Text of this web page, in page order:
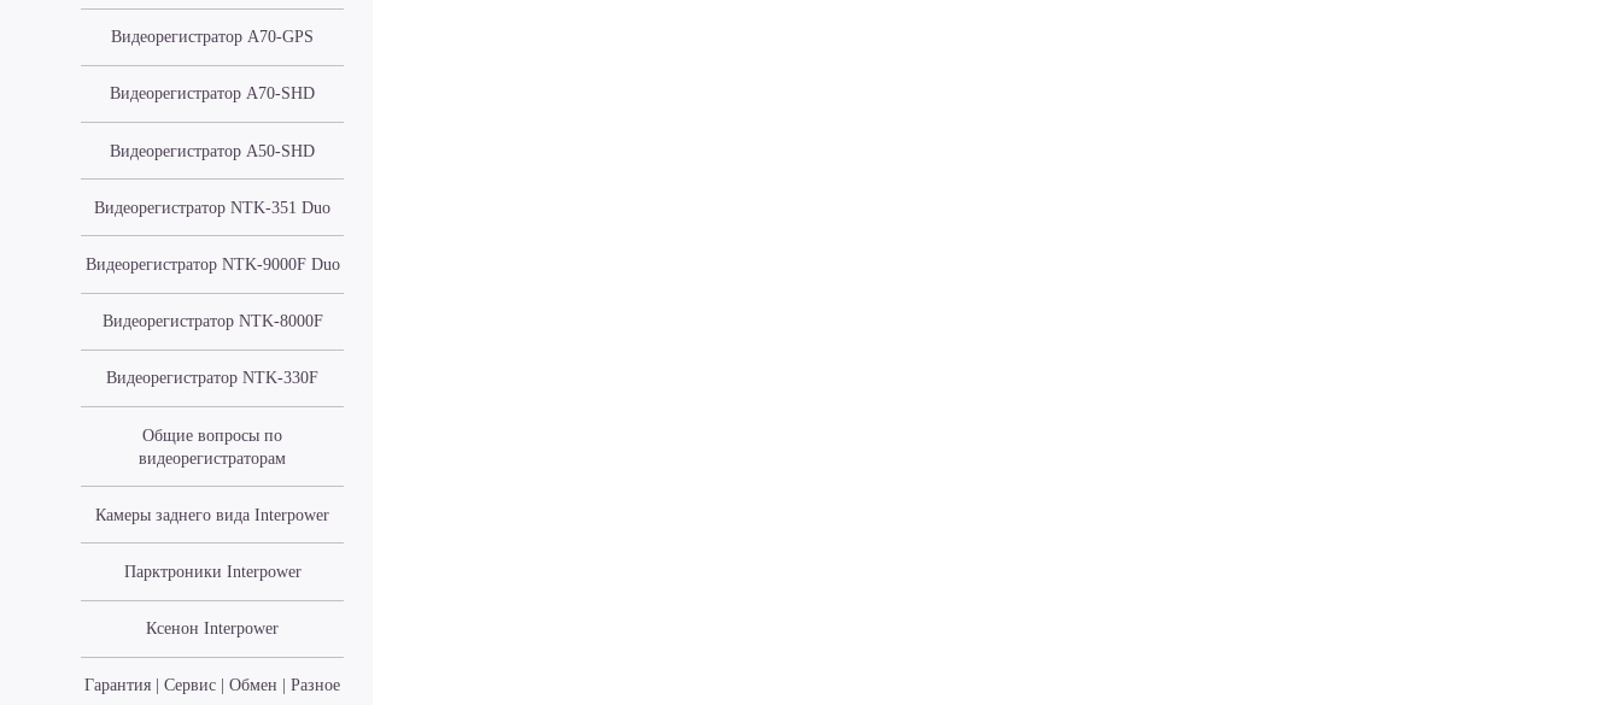
Видеорегистратор A70-GPS
Видеорегистратор A70-SHD
Видеорегистратор A50-SHD
Видеорегистратор NTK-351 Duo
Видеорегистратор NTK-9000F Duo
Видеорегистратор NTK-8000F
Видеорегистратор NTK-330F
Общие вопросы по
видеорегистраторам
Камеры заднего вида Interpower
Парктроники Interpower
Ксенон Interpower
Гарантия | Сервис | Обмен | Разное